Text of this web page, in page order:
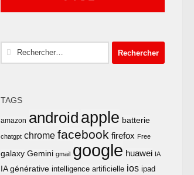
Rechercher :
TAGS
amazon android apple batterie
chatgpt chrome facebook firefox Free
galaxy Gemini gmail google huawei IA
IA générative intelligence artificielle ios ipad